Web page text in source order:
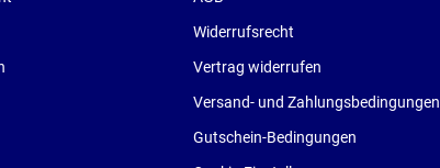
Widerrufsrecht
Vertrag widerrufen
Versand- und Zahlungsbedingungen
Gutschein-Bedingungen